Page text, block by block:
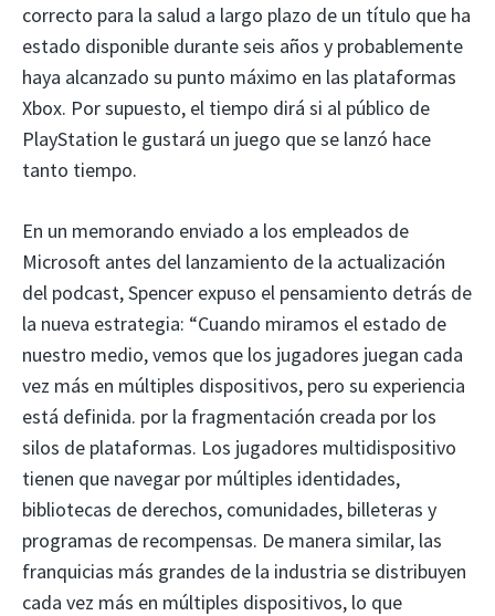
correcto para la salud a largo plazo de un título que ha
estado disponible durante seis años y probablemente
haya alcanzado su punto máximo en las plataformas
Xbox. Por supuesto, el tiempo dirá si al público de
PlayStation le gustará un juego que se lanzó hace
tanto tiempo.
En un memorando enviado a los empleados de
Microsoft antes del lanzamiento de la actualización
del podcast, Spencer expuso el pensamiento detrás de
la nueva estrategia: “Cuando miramos el estado de
nuestro medio, vemos que los jugadores juegan cada
vez más en múltiples dispositivos, pero su experiencia
está definida. por la fragmentación creada por los
silos de plataformas. Los jugadores multidispositivo
tienen que navegar por múltiples identidades,
bibliotecas de derechos, comunidades, billeteras y
programas de recompensas. De manera similar, las
franquicias más grandes de la industria se distribuyen
cada vez más en múltiples dispositivos, lo que